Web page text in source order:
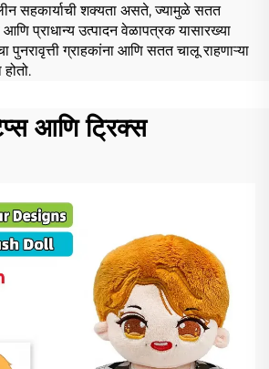
सहकार्याची शक्यता असते, ज्यामुळे सतत
आणि प्राधान्य उत्पादन वेळापत्रक यासारख्या
पुनरावृत्ती ग्राहकांना आणि सतत चालू राहणाऱ्या
आणि ट्रिक्स